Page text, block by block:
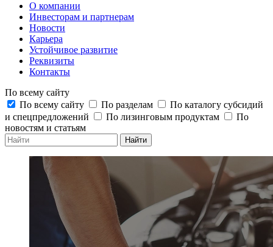
О компании
Инвесторам и партнерам
Новости
Карьера
Устойчивое развитие
Реквизиты
Контакты
По всему сайту
По всему сайту
По разделам
По каталогу субсидий
и спецпредложений
По лизинговым продуктам
По
новостям и статьям
Найти